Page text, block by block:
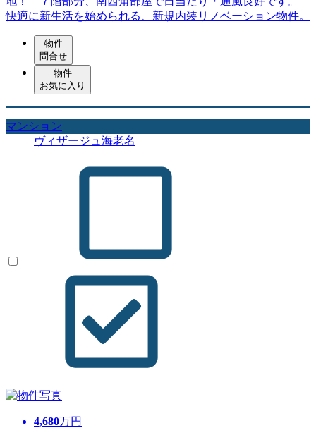
快適に新生活を始められる、新規内装リノベーション物件。
物件
問合せ
物件
お気に入り
マンション
ヴィザージュ海老名
4,680万円